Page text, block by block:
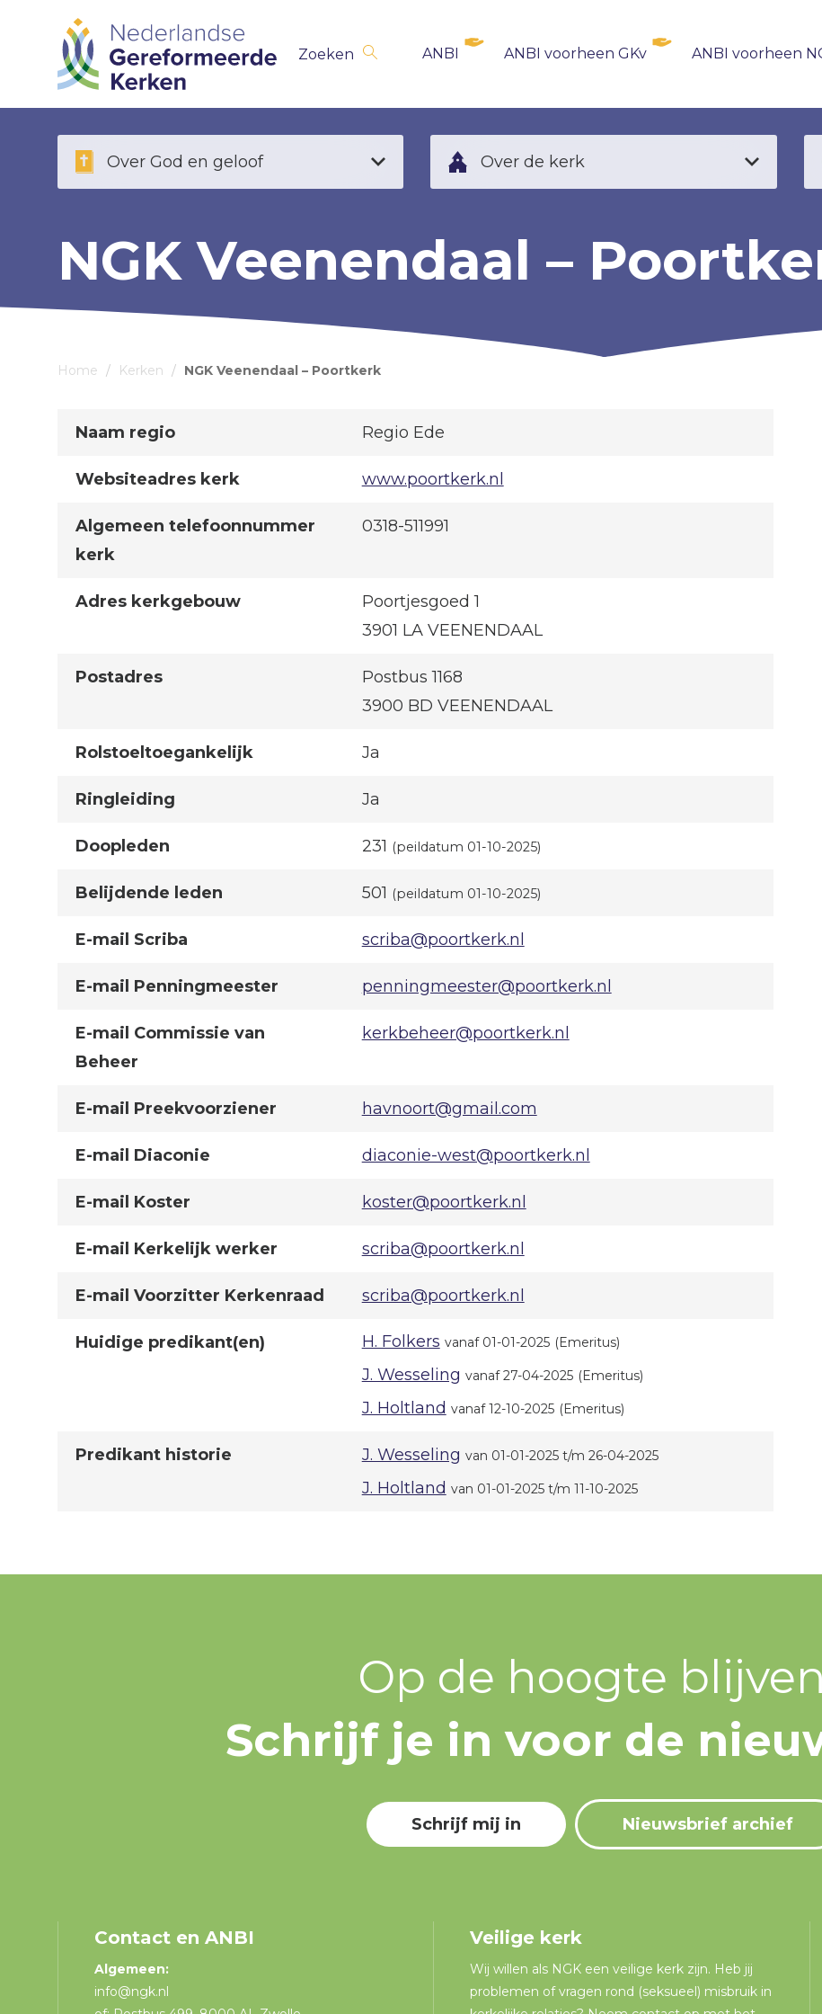
Skip
navigation
Over God en geloof Over de kerk
Zoeken ANBI ANBI voorheen GKv ANBI voorheen
NGK Veenendaal –
Home / Kerken / NGK Veenendaal – Poortkerk
Naam regio Regio Ede
Websiteadres kerk www.poortkerk.nl
Algemeen telefoonnummer
kerk
0318-511991
Adres kerkgebouw
Poortjesgoed 1
3901 LA VEENENDAAL
Postadres
Postbus 1168
3900 BD VEENENDAAL
Rolstoeltoegankelijk Ja
Ringleiding Ja
Doopleden 231 (peildatum 01-10-2025)
Belijdende leden 501 (peildatum 01-10-2025)
E-mail Scriba scriba@poortkerk.nl
E-mail Penningmeester penningmeester@poortkerk.nl
E-mail Commissie van
Beheer
kerkbeheer@poortkerk.nl
E-mail Preekvoorziener havnoort@gmail.com
E-mail Diaconie diaconie-west@poortkerk.nl
E-mail Koster koster@poortkerk.nl
E-mail Kerkelijk werker scriba@poortkerk.nl
E-mail Voorzitter Kerkenraad scriba@poortkerk.nl
Huidige predikant(en) H. Folkers vanaf 01-01-2025 (Emeritus)
J. Wesseling vanaf 27-04-2025 (Emeritus)
J. Holtland vanaf 12-10-2025 (Emeritus)
Predikant historie J. Wesseling van 01-01-2025 t/m 26-04-2025
J. Holtland van 01-01-2025 t/m 11-10-2025
Op de hoogte
Schrijf je in voor de
Schrijf mij in Nieuwsbrief archief
Contact en ANBI
Algemeen:
info@ngk.nl
Veilige kerk
Wij willen als NGK een veilige kerk zijn. Heb jij
problemen of vragen rond (seksueel) misbruik in